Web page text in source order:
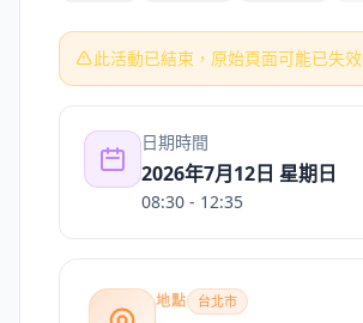
此活動已結束，原始頁面可能已失效
日期時間
2026年7月12日 星期日
08:30 - 12:35
地點 台北市